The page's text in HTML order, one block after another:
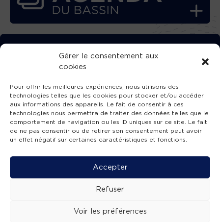
Gérer le consentement aux
cookies
Pour offrir les meilleures expériences, nous utilisons des
technologies telles que les cookies pour stocker et/ou accéder
aux informations des appareils. Le fait de consentir à ces
technologies nous permettra de traiter des données telles que le
comportement de navigation ou les ID uniques sur ce site. Le fait
de ne pas consentir ou de retirer son consentement peut avoir
un effet négatif sur certaines caractéristiques et fonctions.
Accepter
Refuser
Voir les préférences
TÉLÉCHARGEZ GRATUITEMENT
L’APPLICATION TVBA !
SUIVEZ-NOUS !
Mentions légales -Accessibilité